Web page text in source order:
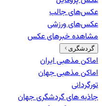
عکس‌های جالب
عکس‌های ورزشی
مشاهده خبرهایعکس
گردشگری
اماکن مذهبی ایران
اماکن مذهبی جهان
تورگردانی
جاذبه های گردشگری جهان